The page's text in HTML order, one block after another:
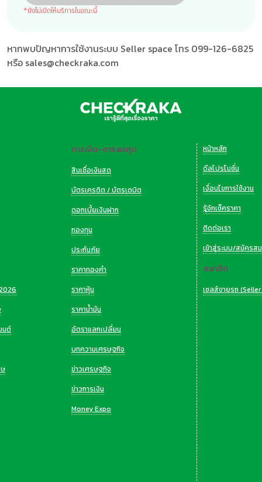
*ยังไม่เปิดให้บริการในขณะนี้
หากพบปัญหาการใช้งานระบบ Seller space โทร 099-126-6825
หรือ sales@checkraka.com
นต์
การเงิน-การลงทุน
สินเชื่อเงินสด
บัตรเครดิต / บัตรเดบิต
ดอกเบี้ยเงินฝาก
กองทุน
ประกันภัย
ราคาทองคำ
ราคาหุ้น
ราคาน้ำมัน
อัตราแลกเปลี่ยน
บทความเศรษฐกิจ
ข่าวเศรษฐกิจ
ข่าวการเงิน
Money Expo
หน้าหลัก
ดีลโปรโมชั่น
เงื่อนไขการใช้งาน
รู้จักเช็คราคา
ติดต่อเรา
เข้าสู่ระบบ/สมัครส
สมาชิก
เซลส์ขายรถ